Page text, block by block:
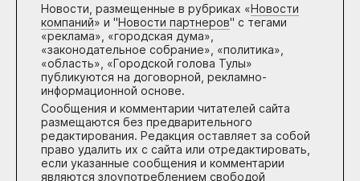
Новости, размещенные в рубриках «Новости
компаний» и "Новости партнеров" с тегами
«реклама», «городская дума»,
«законодательное собрание», «политика»,
«область», «Городской голова Тулы»
публикуются на договорной, рекламно-
информационной основе.
Сообщения и комментарии читателей сайта
размещаются без предварительного
редактирования. Редакция оставляет за собой
право удалить их с сайта или отредактировать,
если указанные сообщения и комментарии
являются злоупотреблением свободой